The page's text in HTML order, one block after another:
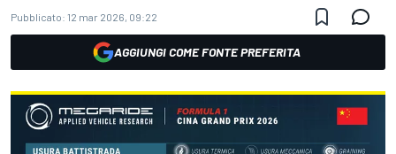
Pubblicato: 12 mar 2026, 09:22
AGGIUNGI COME FONTE PREFERITA